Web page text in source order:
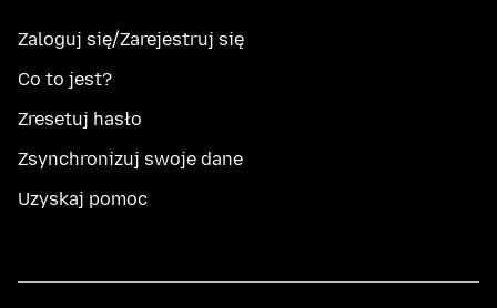
Zaloguj się/Zarejestruj się
Co to jest?
Zresetuj hasło
Zsynchronizuj swoje dane
Uzyskaj pomoc